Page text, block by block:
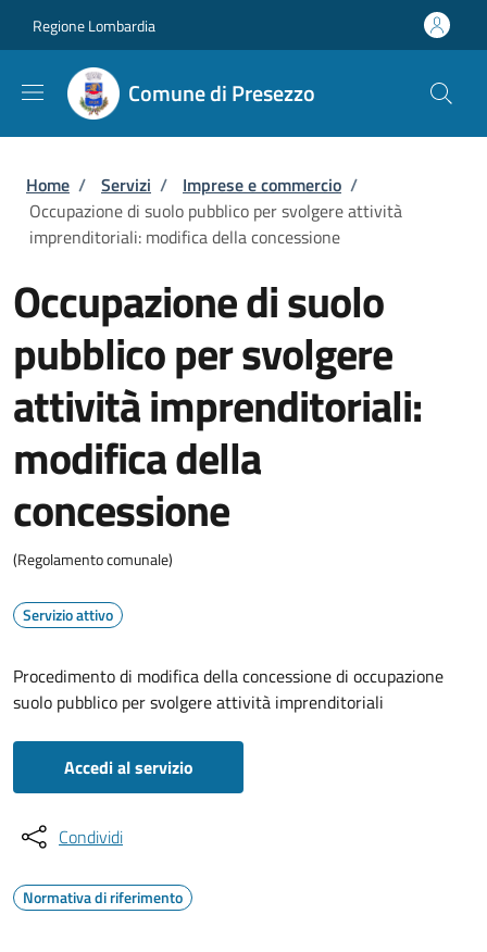
Regione Lombardia
Comune di Presezzo
Briciole di pane
Home / Servizi / Imprese e commercio /
Occupazione di suolo pubblico per svolgere attività
imprenditoriali: modifica della concessione
Occupazione di suolo
pubblico per svolgere
attività imprenditoriali:
modifica della
concessione
(Regolamento comunale)
Servizio attivo
Procedimento di modifica della concessione di occupazione
suolo pubblico per svolgere attività imprenditoriali
Accedi al servizio
Condividi
Normativa di riferimento